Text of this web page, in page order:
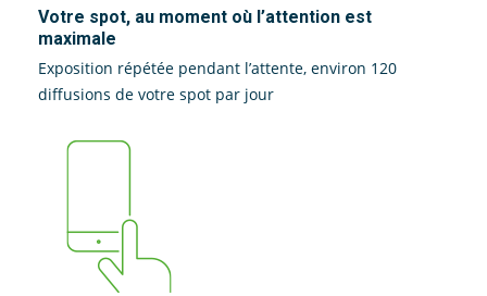
Votre spot, au moment où l’attention est
maximale
Exposition répétée pendant l’attente, environ 120
diffusions de votre spot par jour